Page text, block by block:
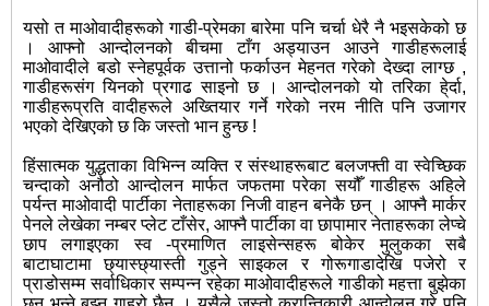
यसो त माओवादीहरूको गाडी-प्रेमका बारेमा पनि चर्चा धेरै नै भइसकेको छ
। आफ्नो आन्दोलनको बीचमा टाँग अड्याउन आउने गाडीहरूलाई
माओवादीले बडो स्नेहपूर्वक उत्तानो फर्काउन मेहनत गरेको देख्दा लाग्छ ,
गाडीहरूसंग यिनको प्रगाढ साइनो छ । आन्दोलनको यो तरिका हे्र्दा,
गाडीहरूप्रति वादीहरूले अख्तियार गर्ने गरेको नरम नीति पनि उजागर
भएको देखिएको छ कि जस्तो भान हुन्छ !
हिंसात्मक युद्धताका विभिन्न व्यक्ति र संस्थाहरूबाट बलजफ्ती वा स्वेच्छिक
चन्दाको अनौठो आन्दोलन मार्फत जफतमा परेका सयौँ गाडीहरू अहिले
पर्यन्त माओवादी पार्टीका नेताहरूका निजी वाहन बनेकै छन् । आफ्नै मार्कर
पेनले लेखेका नम्बर प्लेट टाँसेर, आफ्नै पार्टीका वा छापामार नेताहरूका लेप्चे
छाप लगाइएका स्व -प्रमाणित लाइसेन्सहरू बोकेर मुलुकका सबै
बाटाघाटामा छ्यास्छ्यास्ती गुड्ने साइकल र गोरूगाडादेखि पजेरो र
प्राडोसम्म सर्वाधिकार सम्पन्न रहेका माओवादीहरूले गाडीको महत्ता बुझेका